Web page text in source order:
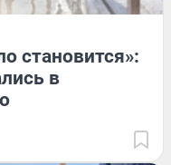
становится»:
в